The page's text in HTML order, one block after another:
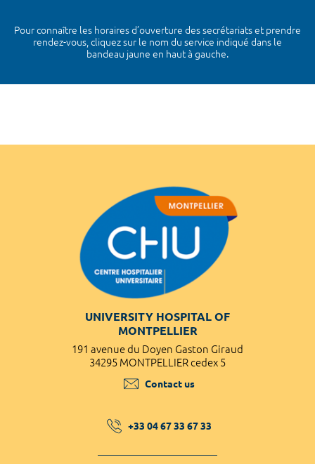
Pour connaître les horaires d’ouverture des secrétariats et prendre
rendez-vous, cliquez sur le nom du service indiqué dans le
bandeau jaune en haut à gauche.
UNIVERSITY HOSPITAL OF
MONTPELLIER
191 avenue du Doyen Gaston Giraud
34295 MONTPELLIER cedex 5
Contact us
+33 04 67 33 67 33